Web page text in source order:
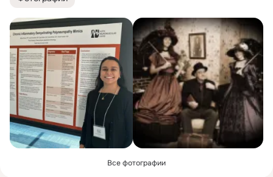
Все фотографии